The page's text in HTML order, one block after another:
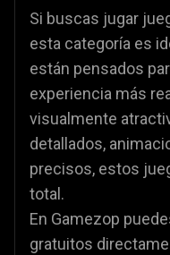
Si buscas jugar
esta categoría es
están pensados
experiencia más
visualmente
detallados,
precisos, estos
total.
En Gamezop
gratuitos